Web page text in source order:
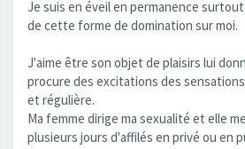
Je suis en éveil en permanence
de cette forme de domination sur moi.
J'aime être son objet de plaisirs lui
procure des excitations des
et régulière.
Ma femme dirige ma sexualité et elle
plusieurs jours d'affilés en privé ou en